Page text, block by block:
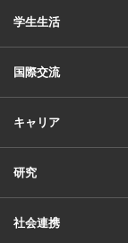
学生生活
国際交流
キャリア
研究
社会連携